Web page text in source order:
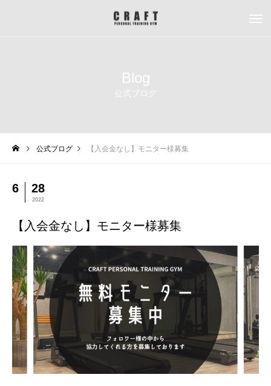
Blog
公式ブログ
公式ブログ 【入会金なし】モニター様募集
6 28
2022
【入会金なし】モニター様募集